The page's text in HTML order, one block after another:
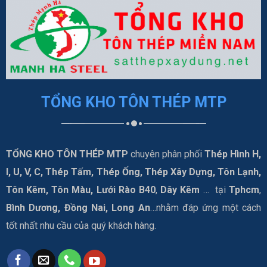
TỔNG KHO TÔN THÉP MTP
TỔNG KHO TÔN THÉP MTP chuyên phân phốiThép Hình H,
I, U, V, C, Thép Tấm, Thép Ống, Thép Xây Dựng, Tôn Lạnh,
Tôn Kẽm, Tôn Màu, Lưới Rào B40, Dây Kẽm … tạiTphcm,
Bình Dương, Đồng Nai, Long An…nhằm đáp ứng một cách
tốt nhất nhu cầu của quý khách hàng.